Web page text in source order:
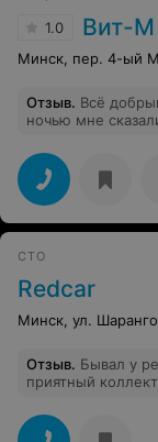
Авто. Езжу на
говорят, что у
стоимость как за
распечатка, где
почему же A-
Приятно,
1.0 Вит-М
Минск, пер. 4-ый
Отзыв. Всё добрый день Просто
ночью мне
СТО
Redcar
Минск, ул.
Отзыв. Бывал у
приятный